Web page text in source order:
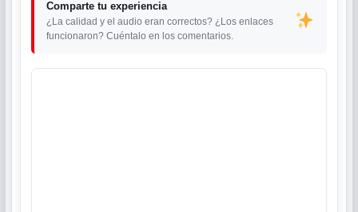
Comparte tu experiencia
¿La calidad y el audio eran correctos? ¿Los enlaces
funcionaron? Cuéntalo en los comentarios.